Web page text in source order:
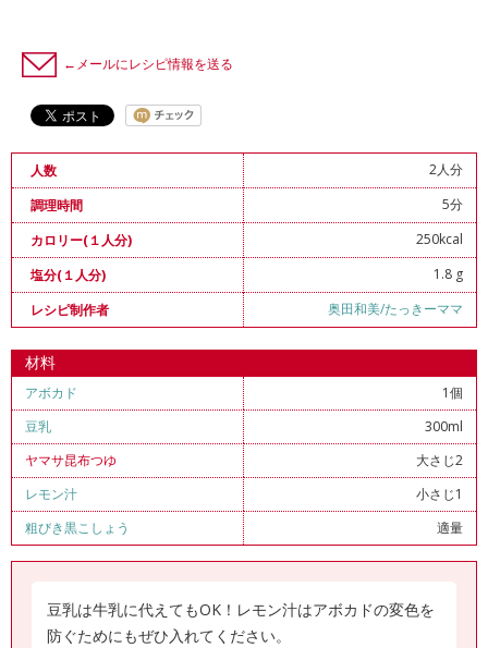
←メールにレシピ情報を送る
人数
2人分
調理時間
5分
カロリー(１人分)
250kcal
塩分(１人分)
1.8 g
レシピ制作者
奥田和美/たっきーママ
材料
アボカド
1個
豆乳
300ml
ヤマサ昆布つゆ
大さじ2
レモン汁
小さじ1
粗びき黒こしょう
適量
豆乳は牛乳に代えてもOK！レモン汁はアボカドの変色を
防ぐためにもぜひ入れてください。